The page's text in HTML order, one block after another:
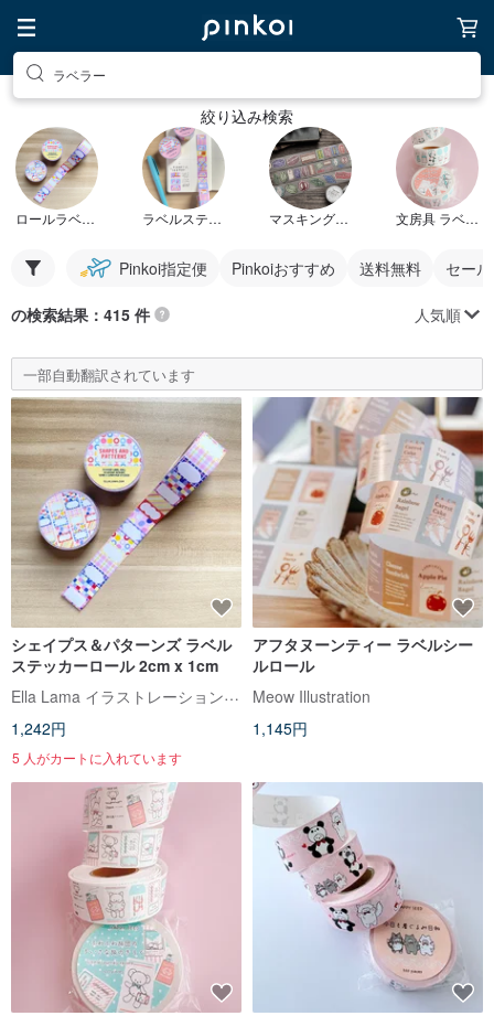
ラベラー
絞り込み検索
ロールラベルシール ラベルステッカー マスキングテープラベル 文房具 ラベラー
Pinkoi指定便 Pinkoiおすすめ 送料無料 セー
の検索結果：415 件 人気順
一部自動翻訳されています
シェイプス＆パターンズ ラベル
ステッカーロール 2cm x 1cm
Ella Lama イラストレーションスタジオ
1,242円
5 人がカートに入れています
アフタヌーンティー ラベルシー
ルロール
Meow Illustration
1,145円